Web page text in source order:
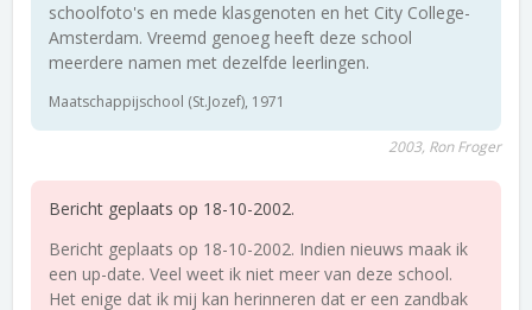
schoolfoto's en mede klasgenoten en het City College-
Amsterdam. Vreemd genoeg heeft deze school
meerdere namen met dezelfde leerlingen.
Maatschappijschool (St.Jozef), 1971
2003, Ron Froger
Bericht geplaats op 18-10-2002.
Bericht geplaats op 18-10-2002. Indien nieuws maak ik
een up-date. Veel weet ik niet meer van deze school.
Het enige dat ik mij kan herinneren dat er een zandbak